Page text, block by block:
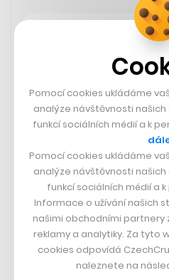
Prezident Pavel
zákona, které
vlastnictví médií
Zákaz vlastnictví médií
příštího roku přísnější,
pobídek. Média například
převádět na osobu blízkou
za porušení povinností
Zpřísnění takzvaného „lex
regulaci nevztahuje na
zákona o střetu zájmů dnes
Pavel.
Pomocí cookies ukládáme
analýze návštěvnosti
funkcí sociálních médií a k
Pomocí cookies ukládáme
analýze návštěvnosti
funkcí sociálních médií a
Informace o užívání našich
našimi obchodními partnery
reklamy a analytiky. Za tyto
cookies odpovídá
naleznete na